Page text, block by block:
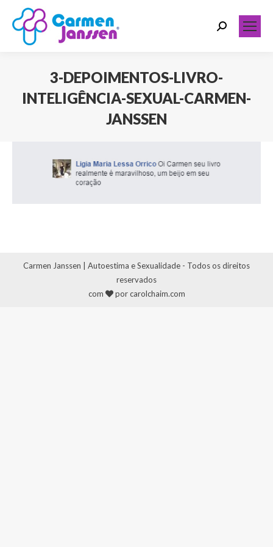
Search:
3-DEPOIMENTOS-LIVRO-
INTELIGÊNCIA-SEXUAL-CARMEN-
JANSSEN
Carmen Janssen | Autoestima e Sexualidade - Todos os direitos
reservados
com
por carolchaim.com